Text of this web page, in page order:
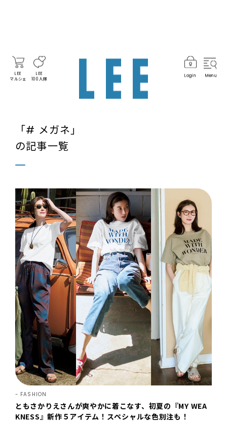
LEE
マルシェ
LEE
100人隊
Login Menu
「# メガネ」
の記事一覧
FASHION
ともさかりえさんが爽やかに着こなす、初夏の『MY WEA
KNESS』新作５アイテム！スペシャルな色別注も！